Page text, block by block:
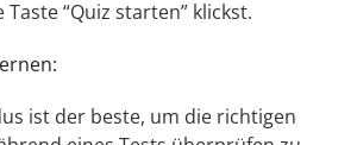
Taste “Quiz starten” klickst.
ist der beste, um die richtigen